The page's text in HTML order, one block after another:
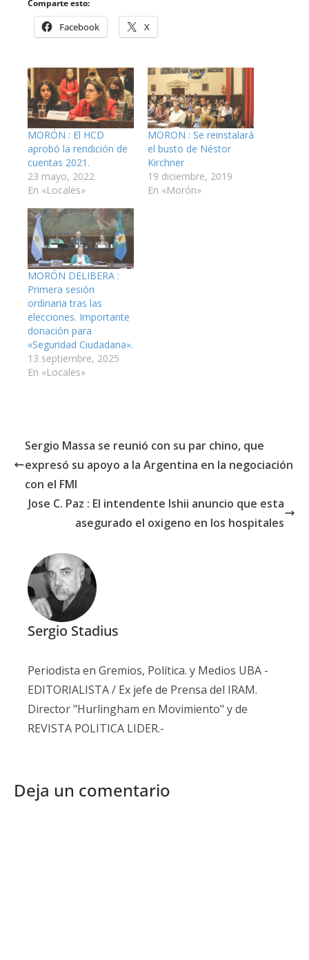
Comparte esto:
Facebook X
MORÓN : El HCD
aprobó la rendición de
cuentas 2021.
23 mayo, 2022
En «Locales»
MORON : Se reinstalará
el busto de Néstor
Kirchner
19 diciembre, 2019
En «Morón»
MORÓN DELIBERA :
Primera sesión
ordinaria tras las
elecciones. Importante
donación para
«Seguridad Ciudadana».
13 septiembre, 2025
En «Locales»
Sergio Massa se reunió con su par chino, que
expresó su apoyo a la Argentina en la negociación
con el FMI
Jose C. Paz : El intendente Ishii anuncio que esta
asegurado el oxigeno en los hospitales
Sergio Stadius
Periodista en Gremios, Política. y Medios UBA -
EDITORIALISTA / Ex jefe de Prensa del IRAM.
Director "Hurlingham en Movimiento" y de
REVISTA POLITICA LIDER.-
Deja un comentario